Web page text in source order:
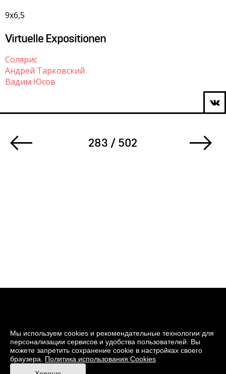
9х6,5
Virtuelle Expositionen
Солярис
Андрей Тарковский
Вадим Юсов
283 / 502
© 2026 Музей кино
Мы используем cookies и рекомендательные технологии для
персонализации сервисов и удобства пользователей. Вы
можете запретить сохранение cookie в настройках своего
браузера. Политика использования Cookies